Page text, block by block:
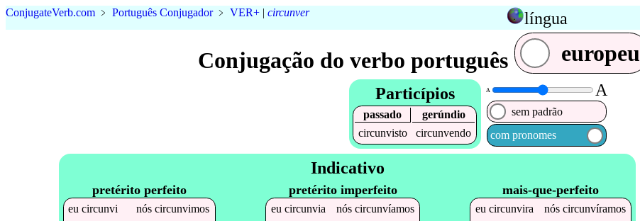
ConjugateVerb.com ﹥ Português Conjugador﹥ VER+ | circunver língua
Conjugação do verbo português europeu
Particípios
passado
gerúndio
circunvisto
circunvendo
A A
sem padrão
com pronomes
Indicativo
pretérito perfeito
eucircunvi nóscircunvimos
pretérito imperfeito
eu circunvia nós circunvíamos
mais-que-perfeito
eucircunvira nóscircunvíramos